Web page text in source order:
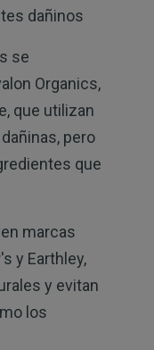
dañinos
se
Organics,
que utilizan
pero
que
marcas
y Earthley,
y evitan
los